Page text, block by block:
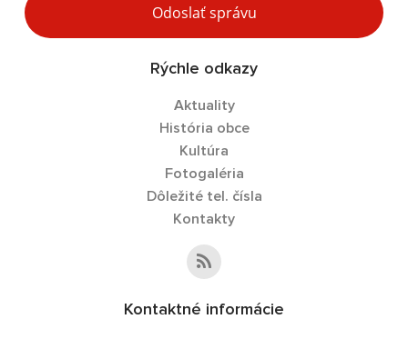
Odoslať správu
Rýchle odkazy
Aktuality
História obce
Kultúra
Fotogaléria
Dôležité tel. čísla
Kontakty
Kontaktné informácie